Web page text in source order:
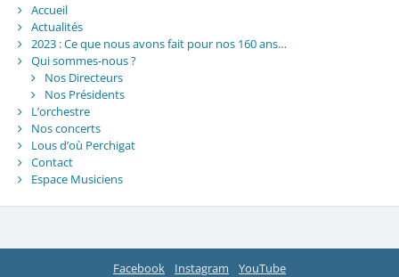
Accueil
Actualités
2023 : Ce que nous avons fait pour nos 160 ans…
Qui sommes-nous ?
Nos Directeurs
Nos Présidents
L’orchestre
Nos concerts
Lous d’où Perchigat
Contact
Espace Musiciens
Facebook Instagram YouTube